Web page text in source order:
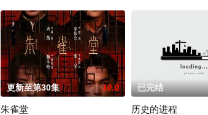
更新至第30集 10.0
朱雀堂
已完结
历史的进程